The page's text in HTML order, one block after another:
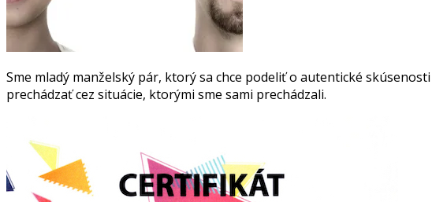
Sme mladý manželský pár, ktorý sa chce podeliť o autentické
prechádzať cez situácie, ktorými sme sami prechádzali.